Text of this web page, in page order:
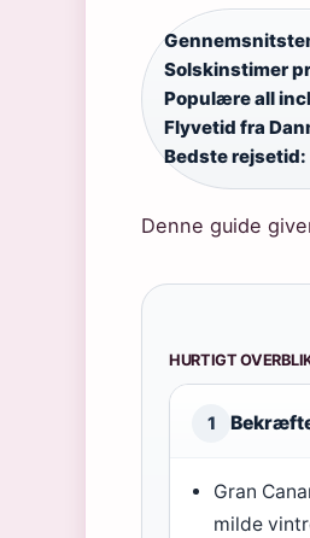
Solskinstimer
Populære all
Flyvetid fra
Bedste rejsetid:
Denne guide
HURTIGT
1
Gran
milde